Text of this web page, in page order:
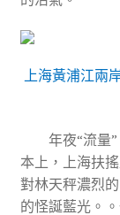
上海黃浦江兩
年夜“流量
本上，上海扶
對林天秤濃烈
的怪誕藍光。